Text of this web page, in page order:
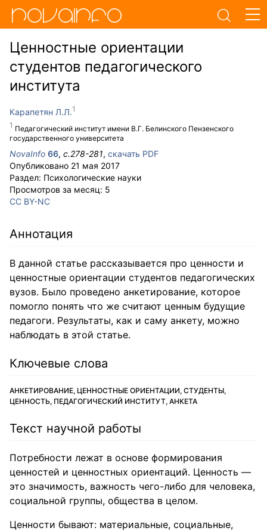
Ценностные ориентации
студентов педагогического
института
Карапетян Л.Л.
Педагогический институт имени В.Г. Белинского Пензенского
государственного университета
NovaInfo 66, с.278-281, скачать PDF
Опубликовано 21 мая 2017
Раздел: Психологические науки
Просмотров за месяц: 5
CC BY-NC
Аннотация
В данной статье рассказывается про ценности и
ценностные ориентации студентов педагогических
вузов. Было проведено анкетирование, которое
помогло понять что же считают ценным будущие
педагоги. Результаты, как и саму анкету, можно
наблюдать в этой статье.
Ключевые слова
АНКЕТИРОВАНИЕ, ЦЕННОСТНЫЕ ОРИЕНТАЦИИ, СТУДЕНТЫ,
ЦЕННОСТЬ, ПЕДАГОГИЧЕСКИЙ ИНСТИТУТ, АНКЕТА
Текст научной работы
Потребности лежат в основе формирования
ценностей и ценностных ориентаций. Ценность —
это значимость, важность чего-либо для человека,
социальной группы, общества в целом.
Ценности бывают: материальные, социальные,